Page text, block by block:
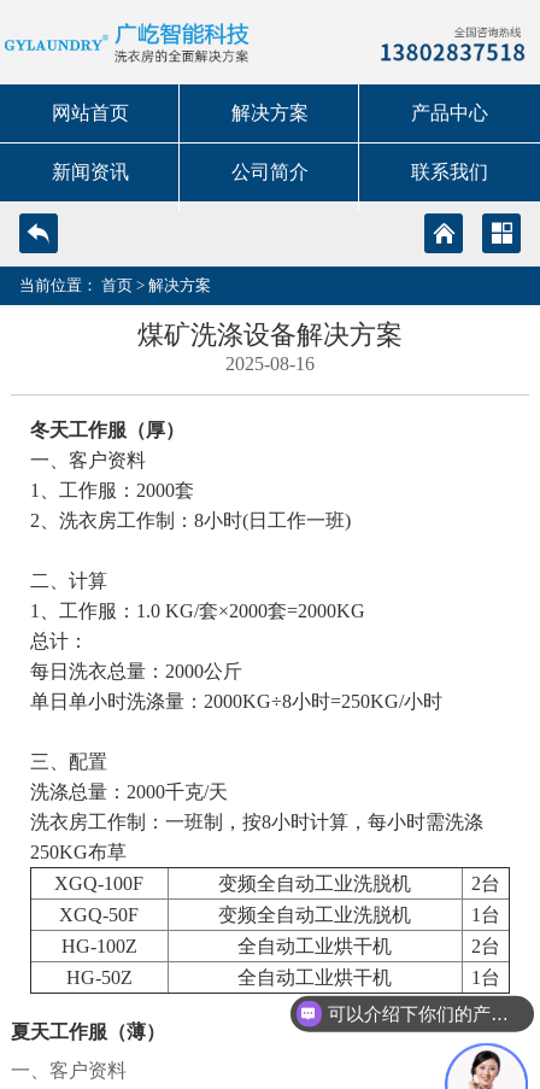
网站首页 解决方案 产品中心
新闻资讯 公司简介 联系我们
当前位置： 首页 > 解决方案
煤矿洗涤设备解决方案
2025-08-16
冬天工作服（厚）
一、客户资料
1、工作服：2000套
2、洗衣房工作制：8小时(日工作一班)
二、计算
1、工作服：1.0 KG/套×2000套=2000KG
总计：
每日洗衣总量：2000公斤
单日单小时洗涤量：2000KG÷8小时=250KG/小时
三、配置
洗涤总量：2000千克/天
洗衣房工作制：一班制，按8小时计算，每小时需洗涤
250KG布草
XGQ-100F
变频全自动工业洗脱机
2台
XGQ-50F
变频全自动工业洗脱机
1台
HG-100Z
全自动工业烘干机
2台
HG-50Z
全自动工业烘干机 1台
夏天工作服（薄）
一、客户资料
可以介绍下你们的产品么？